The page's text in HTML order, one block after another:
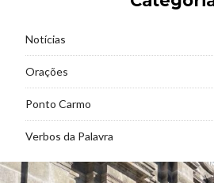
Notícias
Orações
Ponto Carmo
Verbos da Palavra